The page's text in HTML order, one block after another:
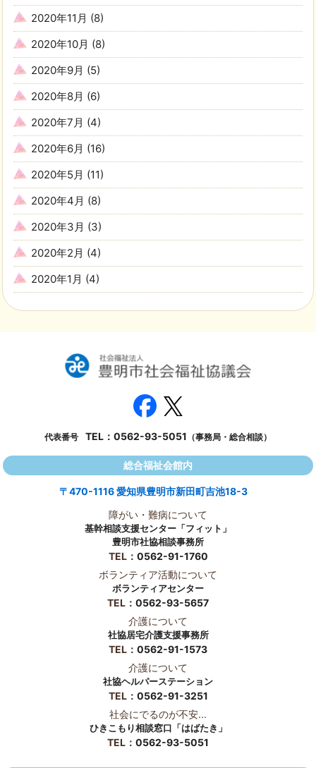
2020年11月 (8)
2020年10月 (8)
2020年9月 (5)
2020年8月 (6)
2020年7月 (4)
2020年6月 (16)
2020年5月 (11)
2020年4月 (8)
2020年3月 (3)
2020年2月 (4)
2020年1月 (4)
代表番号 TEL： 0562-93-5051 （事務局・総合相談）
総合福祉会館内
〒470-1116 愛知県豊明市新田町吉池18-3
障がい・難病について
基幹相談支援センター「フィット」
豊明市社協相談事務所
TEL： 0562-91-1760
ボランティア活動について
ボランティアセンター
TEL： 0562-93-5657
介護について
社協居宅介護支援事務所
TEL： 0562-91-1573
介護について
社協ヘルパーステーション
TEL： 0562-91-3251
社会にでるのが不安...
ひきこもり相談窓口「はばたき」
TEL： 0562-93-5051